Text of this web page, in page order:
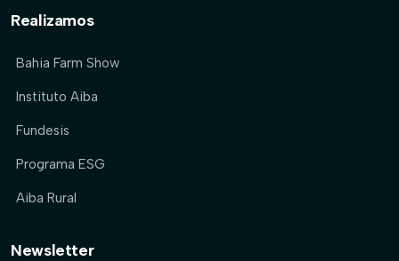
Realizamos
Bahia Farm Show
Instituto Aiba
Fundesis
Programa ESG
Aiba Rural
Newsletter